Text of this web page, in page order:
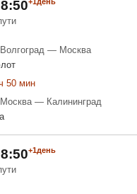
Волгоград — Москва
50 мин
Москва — Калининград
+1день